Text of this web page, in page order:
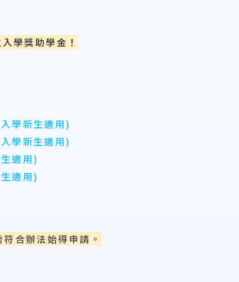
學獎助學金！
學新生適用)
學新生適用)
適用)
適用)
合辦法始得申請。